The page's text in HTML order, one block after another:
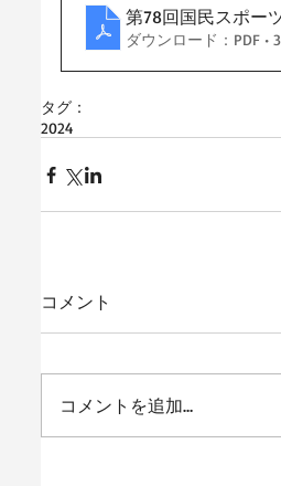
第78回国民スポー
ダウンロード：PDF •
タグ：
2024
コメント
コメントを追加…